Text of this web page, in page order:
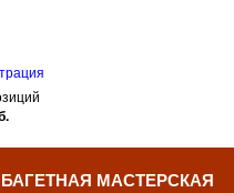
БАГЕТНАЯ МАСТЕРСКАЯ